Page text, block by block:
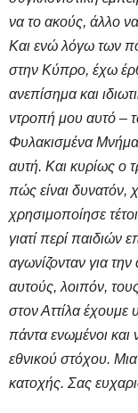
να το ακούς, άλλο να
Και ενώ λόγω των
στην Κύπρο, έχω
ανεπίσημα και
ντροπή μου αυτό –
Φυλακισμένα
αυτή. Και κυρίως ο
πώς είναι δυνατόν,
χρησιμοποίησε
γιατί περί παιδιών
αγωνίζονταν για την
αυτούς, λοιπόν,
στον Αττίλα έχουμε
πάντα ενωμένοι και
εθνικού στόχου.
κατοχής. Σας